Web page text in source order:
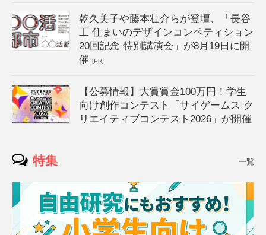
乾久美子や藤本壮介らが登壇、「長谷
工 住まいのデザインコンペティション
20回記念 特別講演会」が8月19日に開
催[PR]
【公募情報】大賞賞金100万円！学生
向け創作コンテスト「サイゲームス ク
リエイティブコンテスト2026」が開催
特集 一覧